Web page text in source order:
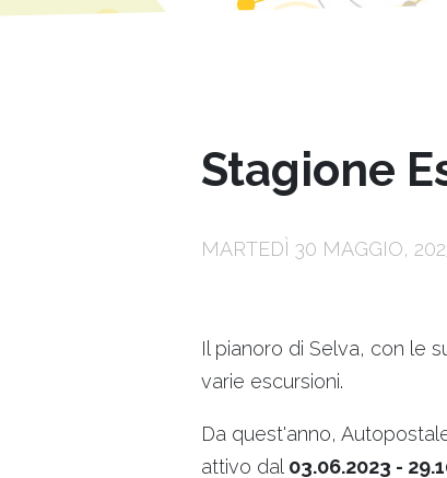
Stagione
MARTEDÌ 30 MAGGIO,
Il pianoro di Selva, con le
varie escursioni.
Da quest'anno,
attivo dal 03.06.2023 -